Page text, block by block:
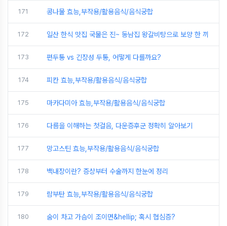
171 콩나물 효능,부작용/활용음식/음식궁합
172 일산 한식 맛집 국물은 진~ 동남집 왕갈비탕으로 보양 한 끼
173 편두통 vs 긴장성 두통, 어떻게 다를까요?
174 피칸 효능,부작용/활용음식/음식궁합
175 마카다미아 효능,부작용/활용음식/음식궁합
176 다름을 이해하는 첫걸음, 다운증후군 정확히 알아보기
177 망고스틴 효능,부작용/활용음식/음식궁합
178 백내장이란? 증상부터 수술까지 한눈에 정리
179 람부탄 효능,부작용/활용음식/음식궁합
180 숨이 차고 가슴이 조이면&hellip; 혹시 협심증?